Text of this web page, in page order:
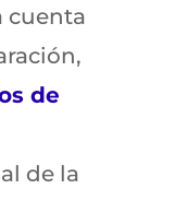
cuenta
de
de la